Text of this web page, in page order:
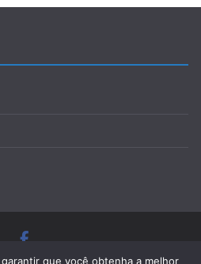
Cursos de Qualidade. Todos os
que você obtenha a melhor